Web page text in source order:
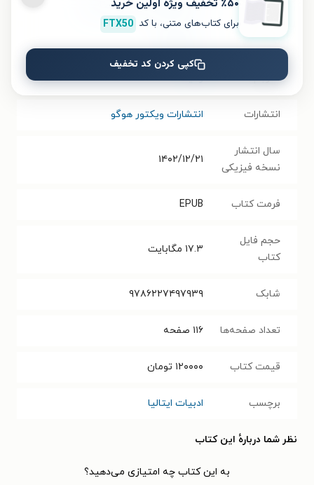
موضوع داستان کوتاه،داستان خارجی
مترجم والیا ‍
انتشارات انتشارات ویکتور هوگو
سال انتشار
نسخه فیزیکی
۱۴۰۲/۱۲/۲۱
فرمت کتاب EPUB
حجم فایل
کتاب
۱۷.۳ مگابایت
شابک ۹۷۸۶۲۲۷۴۹۷۹۳۹
تعداد صفحه‌ها ۱۱۶ صفحه
قیمت کتاب ۱۲۰۰۰۰ تومان
برچسب ادبیات ایتالیا
نظر شما دربارهٔ این کتاب
به این کتاب چه امتیازی می‌دهید؟
٪۵۰ تخفیف ویژۀ اولین خرید
برای کتاب‌های متنی، با کد FTX50
کپی کردن کد تخفیف